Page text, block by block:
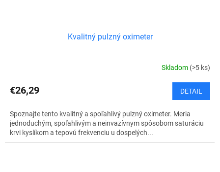
Kvalitný pulzný oximeter
Skladom (>5 ks)
€26,29 DETAIL
Spoznajte tento kvalitný a spoľahlivý pulzný oximeter. Meria
jednoduchým, spoľahlivým a neinvazívnym spôsobom saturáciu
krvi kyslíkom a tepovú frekvenciu u dospelých...